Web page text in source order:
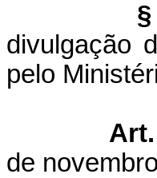
divulgação
pelo
Art.
de